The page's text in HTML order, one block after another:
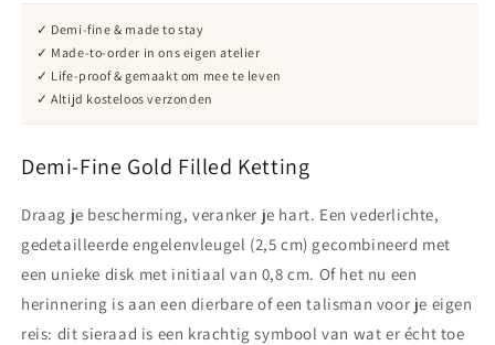
✓ Demi-fine & made to stay
✓ Made-to-order in ons eigen atelier
✓ Life-proof & gemaakt om mee te leven
✓ Altijd kosteloos verzonden
Demi-Fine Gold Filled Ketting
Draag je bescherming, veranker je hart. Een vederlichte,
gedetailleerde engelenvleugel (2,5 cm) gecombineerd met
een unieke disk met initiaal van 0,8 cm. Of het nu een
herinnering is aan een dierbare of een talisman voor je eigen
reis: dit sieraad is een krachtig symbool van wat er écht toe